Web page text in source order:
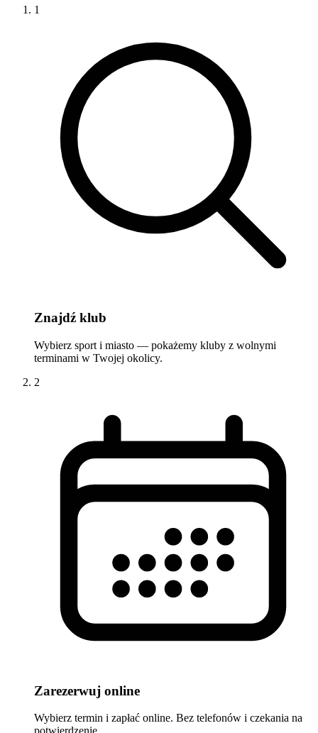
1
Znajdź klub
Wybierz sport i miasto — pokażemy kluby z wolnymi
terminami w Twojej okolicy.
2
Zarezerwuj online
Wybierz termin i zapłać online. Bez telefonów i czekania na